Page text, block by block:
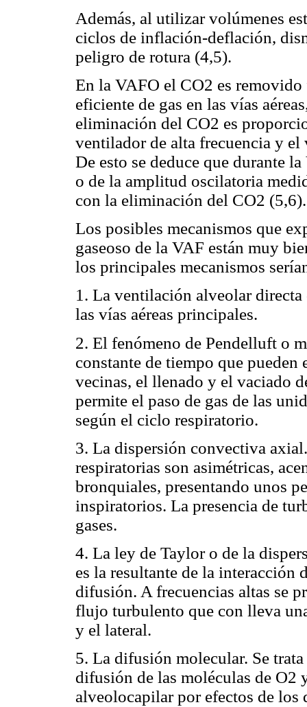
Además, al utilizar volúmenes
ciclos de inflación-deflación,
peligro de rotura (4,5).
En la VAFO el CO2 es
eficiente de gas en las vías
eliminación del CO2 es
ventilador de alta frecuencia y
De esto se deduce que durante
o de la amplitud oscilatoria
con la eliminación del CO2 (5,6).
Los posibles mecanismos que
gaseoso de la VAF están muy
los principales mecanismos
1. La ventilación alveolar directa
las vías aéreas principales.
2. El fenómeno de Pendelluft o
constante de tiempo que
vecinas, el llenado y el vaciado
permite el paso de gas de las
según el ciclo respiratorio.
3. La dispersión convectiva
respiratorias son asimétricas,
bronquiales, presentando unos
inspiratorios. La presencia de
gases.
4. La ley de Taylor o de la
es la resultante de la
difusión. A frecuencias altas se
flujo turbulento que con lleva
y el lateral.
5. La difusión molecular. Se
difusión de las moléculas de O2
alveolocapilar por efectos de los